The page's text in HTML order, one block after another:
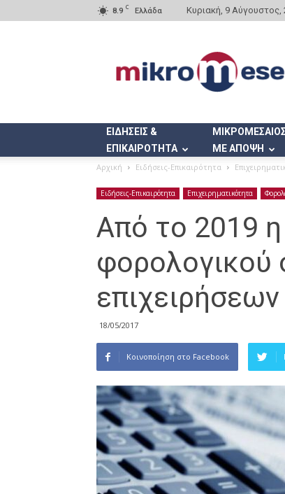
8.9 C Ελλάδα Κυριακή, 9 Αύγουστος,
ΕΙΔΗΣΕΙΣ &
ΕΠΙΚΑΙΡΟΤΗΤΑ
ΜΙΚΡΟΜΕΣΑΙΟΣ
ΜΕ ΑΠΟΨΗ
Αρχική Ειδήσεις-Επικαιρότητα
Ειδήσεις-Επικαιρότητα Επιχειρηματικότητα
Από το 2019
φορολογικού
επιχειρήσεων
18/05/2017
Κοινοποίηση στο Facebook